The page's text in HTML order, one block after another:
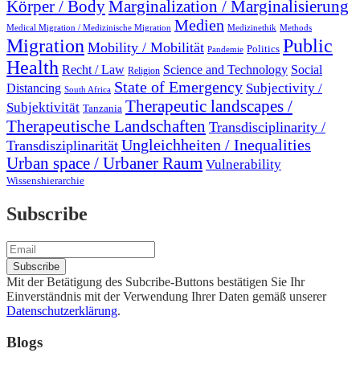
Körper / BodyMarginalization / Marginalisierung
Medical Migration / Medizinische Migration Medien Medizinethik Methods
Migration Mobility / Mobilität Pandemie Politics Public
Health Recht / Law Religion Science and Technology Social
Distancing South Africa State of Emergency Subjectivity /
Subjektivität Tanzania Therapeutic landscapes /
Therapeutische Landschaften Transdisciplinarity /
Transdisziplinarität Ungleichheiten / Inequalities
Urban space / Urbaner Raum Vulnerability
Wissenshierarchie
Subscribe
Mit der Betätigung des Subcribe-Buttons bestätigen Sie Ihr
Einverständnis mit der Verwendung Ihrer Daten gemäß unserer
Datenschutzerklärung.
Blogs